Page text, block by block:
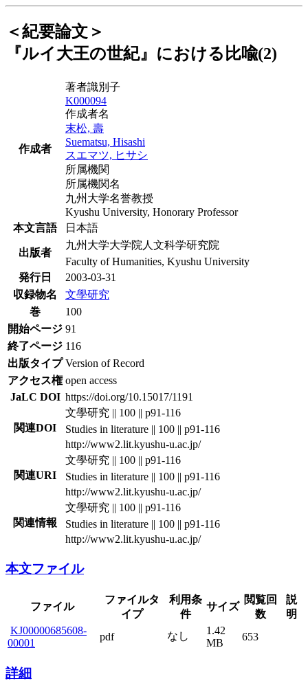
＜紀要論文＞
『ルイ大王の世紀』における比喩(2)
作成者
著者識別子
K000094
作成者名
末松, 壽
Suematsu, Hisashi
スエマツ, ヒサシ
所属機関
所属機関名
九州大学名誉教授
Kyushu University, Honorary Professor
本文言語
日本語
出版者
九州大学大学院人文科学研究院
Faculty of Humanities, Kyushu University
発行日
2003-03-31
収録物名
文學研究
巻
100
開始ページ 91
終了ページ 116
出版タイプ Version of Record
アクセス権 open access
JaLC DOI https://doi.org/10.15017/1191
関連DOI
文學研究 || 100 || p91-116
Studies in literature || 100 || p91-116
http://www2.lit.kyushu-u.ac.jp/
関連URI
文學研究 || 100 || p91-116
Studies in literature || 100 || p91-116
http://www2.lit.kyushu-u.ac.jp/
関連情報
文學研究 || 100 || p91-116
Studies in literature || 100 || p91-116
http://www2.lit.kyushu-u.ac.jp/
本文ファイル
ファイル
ファイルタ
イプ
利用条
件
サイズ
閲覧回
数
説
明
KJ00000685608-
00001
pdf なし
1.42
MB
653
詳細